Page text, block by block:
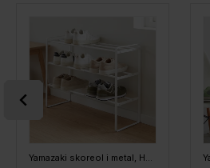
Yamazaki skoreol i metal, Hvid - kan udvides